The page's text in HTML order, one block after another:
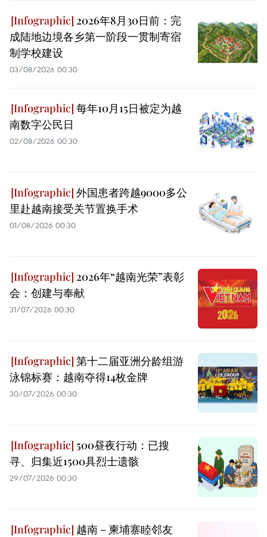
2026年8月30日前：完
成陆地边境各乡第一阶段一贯制寄宿
制学校建设
03/08/2026 00:30
每年10月15日被定为越
南数字公民日
02/08/2026 00:30
外国患者跨越9000多公
里赴越南接受关节置换手术
01/08/2026 00:30
2026年“越南光荣”表彰
会：创建与奉献
31/07/2026 00:30
第十二届亚洲分龄组游
泳锦标赛：越南夺得14枚金牌
30/07/2026 00:30
500昼夜行动：已搜
寻、归集近1500具烈士遗骸
29/07/2026 00:30
越南－柬埔寨睦邻友